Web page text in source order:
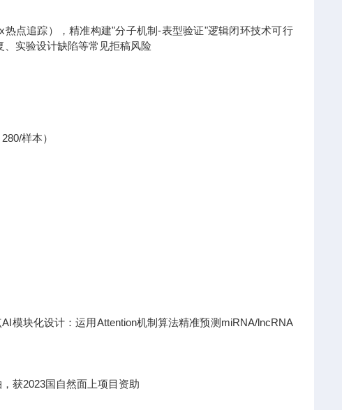
点追踪），精准构建"分子机制-表型验证"逻辑闭环技术可行
实验设计缺陷等常见拒稿风险
样本）
模块化设计：运用Attention机制算法精准预测miRNA/lncRNA
获2023国自然面上项目资助